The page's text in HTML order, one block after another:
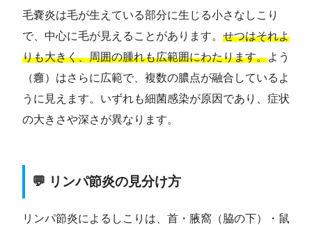
毛嚢炎は毛が生えている部分に生じる小さなしこり
で、中心に毛が見えることがあります。 せつはそれよ
りも大きく、周囲の腫れも広範囲にわたります。よう
（癰）はさらに広範で、複数の膿点が融合しているよ
うに見えます。いずれも細菌感染が原因であり、症状
の大きさや深さが異なります。
💬 リンパ節炎の見分け方
リンパ節炎によるしこりは、首・腋窩（脇の下）・鼠